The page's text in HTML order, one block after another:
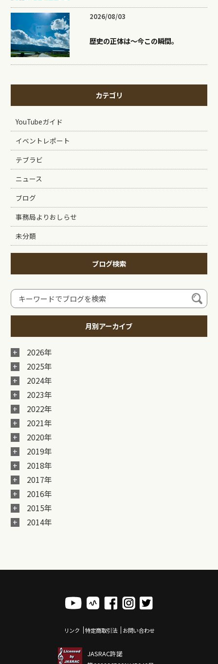
2026/08/03
歴史の正体は〜今この瞬間。
カテゴリ
YouTubeガイド
イベントレポート
テブラビ
ニュース
ブログ
事務局よりおしらせ
未分類
ブログ検索
月別アーカイブ
2026年
2025年
2024年
2023年
2022年
2021年
2020年
2019年
2018年
2017年
2016年
2015年
2014年
リンク 特定商取引法 お問い合わせ
JASRAC許諾